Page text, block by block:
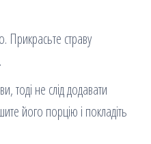
Прикрасьте страву
тоді не слід додавати
його порцію і покладіть